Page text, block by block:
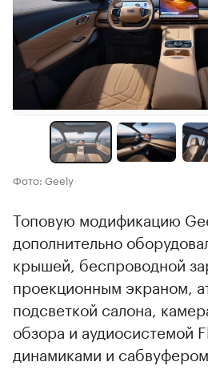
Фото: Geely
Топовую модификацию
дополнительно
крышей, беспроводной
проекционным экраном,
подсветкой салона,
обзора и аудиосистемой
динамиками и